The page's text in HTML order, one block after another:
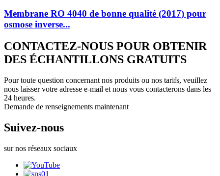
Membrane RO 4040 de bonne qualité (2017) pour
osmose inverse...
CONTACTEZ-NOUS POUR OBTENIR
DES ÉCHANTILLONS GRATUITS
Pour toute question concernant nos produits ou nos tarifs, veuillez
nous laisser votre adresse e-mail et nous vous contacterons dans les
24 heures.
Demande de renseignements maintenant
Suivez-nous
sur nos réseaux sociaux